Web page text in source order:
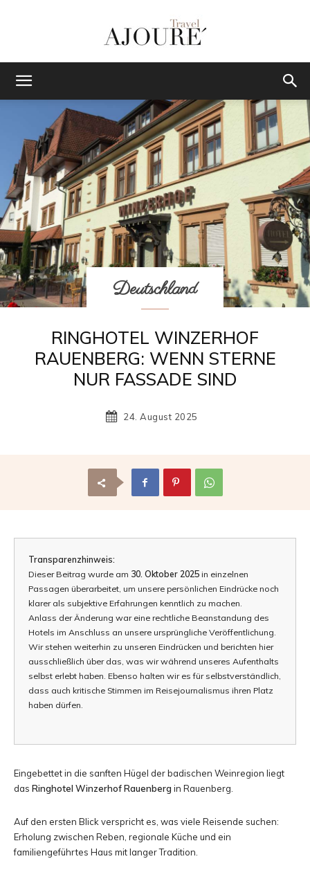
TRAVEL
|
Das
Reisemagazin
Urlaubszielen
und
aller
Deutschland
RINGHOTEL WINZERHOF
RAUENBERG: WENN STERNE
NUR FASSADE SIND
24. August 2025
Transparenzhinweis:
Dieser Beitrag wurde am 30. Oktober 2025 in einzelnen
Passagen überarbeitet, um unsere persönlichen Eindrücke noch
klarer als subjektive Erfahrungen kenntlich zu machen.
Anlass der Änderung war eine rechtliche Beanstandung des
Hotels im Anschluss an unsere ursprüngliche Veröffentlichung.
Wir stehen weiterhin zu unseren Eindrücken und berichten hier
ausschließlich über das, was wir während unseres Aufenthalts
selbst erlebt haben. Ebenso halten wir es für selbstverständlich,
dass auch kritische Stimmen im Reisejournalismus ihren Platz
haben dürfen.
Eingebettet in die sanften Hügel der badischen Weinregion liegt
das Ringhotel Winzerhof Rauenberg in Rauenberg.
Auf den ersten Blick verspricht es, was viele Reisende suchen:
Erholung zwischen Reben, regionale Küche und ein
familiengeführtes Haus mit langer Tradition.